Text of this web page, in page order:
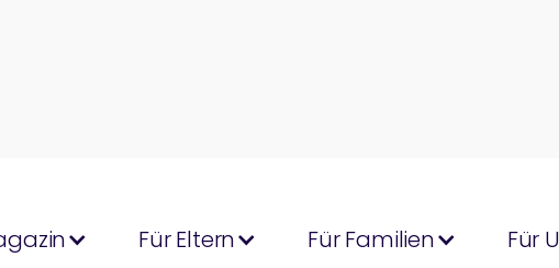
Für Eltern Für Familien Für